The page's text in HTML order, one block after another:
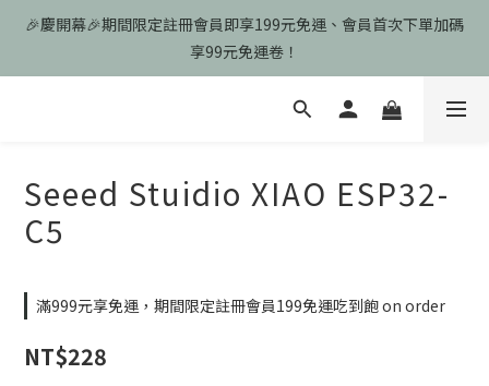
🎉慶開幕🎉期間限定註冊會員即享199元免運、會員首次下單加碼
享99元免運卷！
🎉慶開幕🎉期間限定註冊會員即享199元免運、會員首次下單加碼
享99元免運卷！
歡迎光臨瑪可希維，本站商品皆為台灣現貨、含稅可打統編
🎉慶開幕🎉期間限定註冊會員即享199元免運、會員首次下單加碼
享99元免運卷！
Seeed Stuidio XIAO ESP32-
C5
滿999元享免運，期間限定註冊會員199免運吃到飽 on order
NT$228